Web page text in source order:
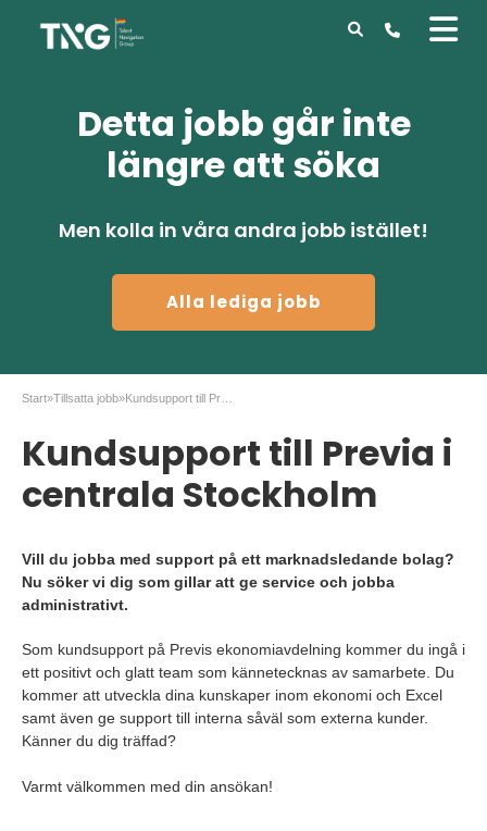
Detta jobb går inte
längre att söka
Men kolla in våra andra jobb istället!
Alla lediga jobb
Start»Tillsatta jobb»
Kundsupport till Previa i
centrala Stockholm
Vill du jobba med support på ett marknadsledande bolag?
Nu söker vi dig som gillar att ge service och jobba
administrativt.
Som kundsupport på Previs ekonomiavdelning kommer du ingå i
ett positivt och glatt team som kännetecknas av samarbete. Du
kommer att utveckla dina kunskaper inom ekonomi och Excel
samt även ge support till interna såväl som externa kunder.
Känner du dig träffad?
Varmt välkommen med din ansökan!